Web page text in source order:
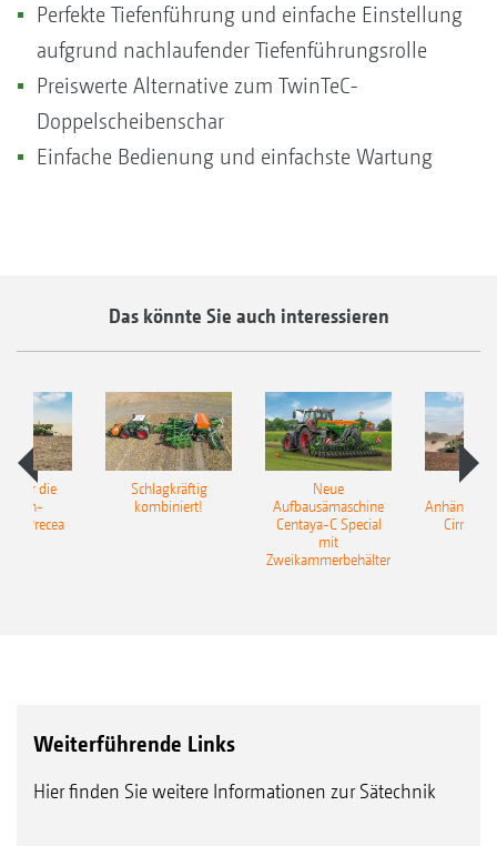
Perfekte Tiefenführung und einfache Einstellung
aufgrund nachlaufender Tiefenführungsrolle
Preiswerte Alternative zum TwinTeC-
Doppelscheibenschar
Einfache Bedienung und einfachste Wartung
Das könnte Sie auch interessieren
für die
Precea
Schlagkräftig
kombiniert!
Neue
Aufbausämaschine
Centaya-C Special
mit
Zweikammerbehälter
Cirrus
Weiterführende Links
Hier finden Sie weitere Informationen zur Sätechnik